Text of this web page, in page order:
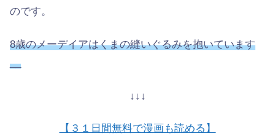
のです。
8歳のメーデイアはくまの縫いぐるみを抱いています
__
↓↓↓
【３１日間無料で漫画も読める】